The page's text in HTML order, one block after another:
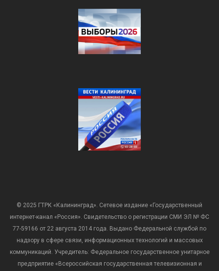
© 2025 ГТРК «Калининград». Сетевое издание «Государственный
интернет-канал «Россия». Свидетельство о регистрации СМИ ЭЛ № ФС
77-59166 от 22 августа 2014 года. Выдано Федеральной службой по
надзору в сфере связи, информационных технологий и массовых
коммуникаций. Учредитель: Федеральное государственное унитарное
предприятие «Всероссийская государственная телевизионная и